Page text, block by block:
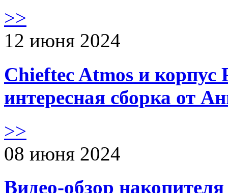
>>
12 июня 2024
Chieftec Atmos и корпус
интересная сборка от
>>
08 июня 2024
Видео-обзор